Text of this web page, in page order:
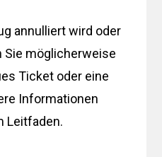
annulliert wird oder
Sie möglicherweise
Ticket oder eine
Informationen
Leitfaden.